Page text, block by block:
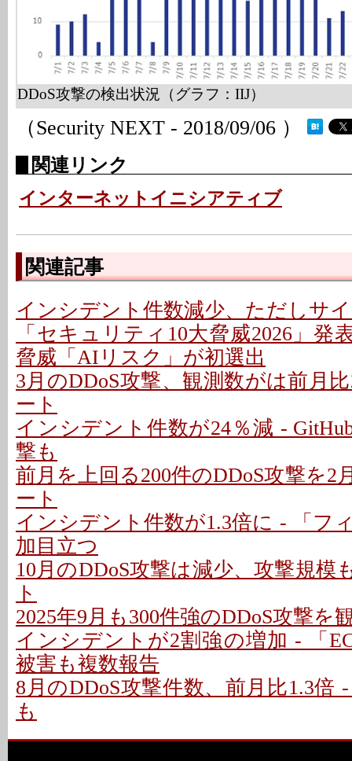
DDoS攻撃の検出状況（グラフ：IIJ）
（Security NEXT - 2018/09/06 ）
関連リンク
インターネットイニシアティブ
関連記事
インシデント件数減少、ただしサ
「セキュリティ10大脅威2026」発
脅威「AIリスク」が初選出
3月のDDoS攻撃、観測数がは前月
ート
インシデント件数が24％減 -
撃も
前月を上回る200件のDDoS攻撃を2
ート
インシデント件数が1.3倍に - 「フ
加目立つ
10月のDDoS攻撃は減少、攻撃規模
ト
2025年9月も300件強のDDoS攻撃を
インシデントが2割強の増加 - 「
被害も複数報告
8月のDDoS攻撃件数、前月比1.3倍
も